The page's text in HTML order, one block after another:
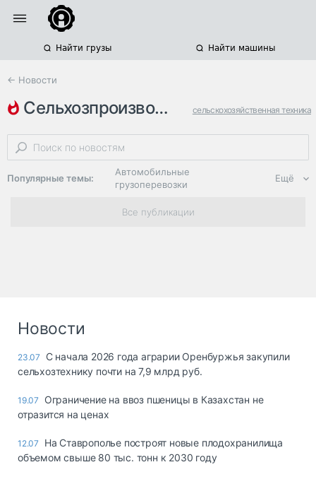
Найти грузы Найти машины
← Новости
сельхозпроизводители сельскохозяйственная техника
строительство складов господдержка
Популярные темы:
Автомобильные
грузоперевозки
Региональная
логистика
опасные грузы
страхование
Склады и
грузовые
Ещё
Все публикации
Новости
23.07
С начала 2026 года аграрии Оренбуржья закупили
сельхозтехнику почти на 7,9 млрд руб.
19.07
Ограничение на ввоз пшеницы в Казахстан не
отразится на ценах
12.07
На Ставрополье построят новые плодохранилища
объемом свыше 80 тыс. тонн к 2030 году